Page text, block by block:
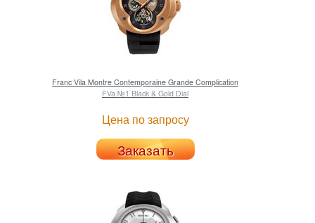
Franc Vila Montre Contemporaine Grande Complication
FVa №1 Black & Gold Dial
Цена по запросу
Заказать